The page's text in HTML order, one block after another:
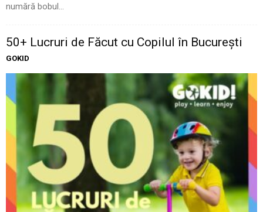
numără bobul...
50+ Lucruri de Făcut cu Copilul în București
GOKID